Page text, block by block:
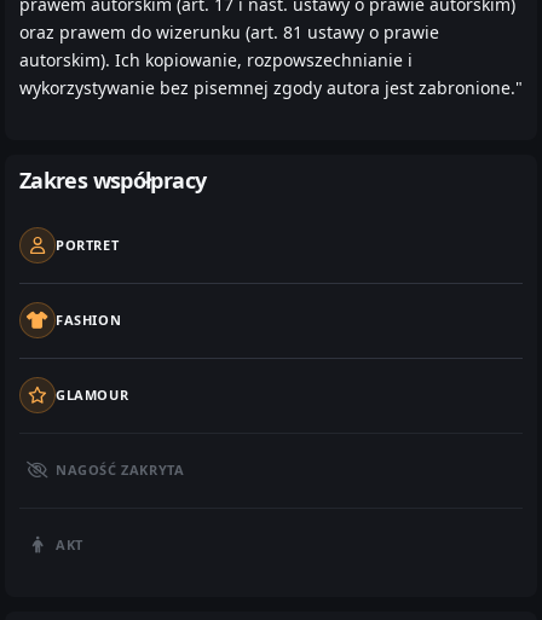
oraz prawem do wizerunku (art. 81 ustawy o prawie
autorskim). Ich kopiowanie, rozpowszechnianie i
wykorzystywanie bez pisemnej zgody autora jest zabronione."
Zakres współpracy
PORTRET
FASHION
GLAMOUR
NAGOŚĆ ZAKRYTA
AKT